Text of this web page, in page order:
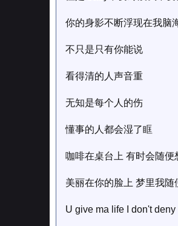
你的身影不断浮现在我脑
不只是只有你能说
看得清的人声音重
无知是每个人的伤
懂事的人都会湿了眶
咖啡在桌台上 有时会随便
美丽在你的脸上 梦里我随
U give ma life I don't deny